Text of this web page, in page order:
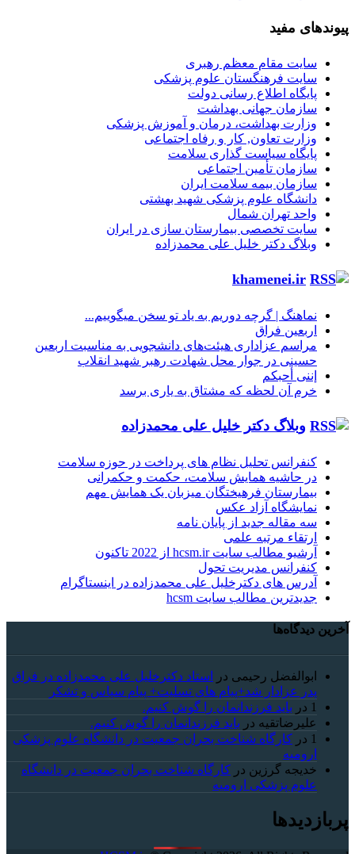
پیوندهای مفید
سایت مقام معظم رهبری
سایت فرهنگستان علوم پزشکی
پایگاه اطلاع رسانی دولت
سازمان جهانی بهداشت
وزارت بهداشت، درمان و آموزش پزشکی
وزارت تعاون, کار و رفاه اجتماعی
پایگاه سیاست گذاری سلامت
سازمان تأمین اجتماعی
سازمان بیمه سلامت ایران
دانشگاه علوم پزشکی شهید بهشتی
واحد تهران شمال
سایت تخصصی بیمارستان سازی در ایران
وبلاگ دکتر خلیل علی محمدزاده
khamenei.ir
نماهنگ |‌ گرچه دوریم به یاد تو سخن میگوییم...
اربعین فراق
مراسم عزاداری هیئت‌های دانشجویی به مناسبت اربعین
حسینی در جوار محل شهادت رهبر شهید انقلاب
إننی أحبکم
خرم آن لحظه که مشتاق به یاری برسد
وبلاگ دکتر خلیل علی محمدزاده
کنفرانس تحلیل نظام های پرداخت در حوزه سلامت
در حاشیه همایش سلامت، حکمت و حکمرانی
بیمارستان فرهیختگان میزبان یک همایش مهم
نمایشگاه آزاد عکس
سه مقاله جدید از پایان نامه
ارتقاء مرتبه علمی
آرشیو مطالب سایت hcsm.ir از 2022 تاکنون
کنفرانس مدیریت تحول
آدرس های دکترخلیل علی محمدزاده در اینستاگرام
جدیدترین مطالب سایت hcsm
آخرین دیدگاه‌ها
ابوالفضل رحیمی در
استاد دکترخلیل علی محمدزاده در فراق
پدر عزادار شد+پیام های تسلیت+ پیام سپاس و تشکر
1 در باید فرزندانمان را گوش کنیم.
علیرضاتقیه در باید فرزندانمان را گوش کنیم.
1 در کارگاه شناخت بحران جمعیت در دانشگاه علوم پزشکی
ارومیه
خديجه گرزین در کارگاه شناخت بحران جمعیت در دانشگاه
علوم پزشکی ارومیه
پربازدیدها